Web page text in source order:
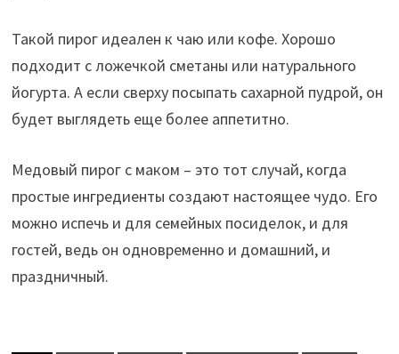
Такой пирог идеален к чаю или кофе. Хорошо
подходит с ложечкой сметаны или натурального
йогурта. А если сверху посыпать сахарной пудрой, он
будет выглядеть еще более аппетитно.
Медовый пирог с маком – это тот случай, когда
простые ингредиенты создают настоящее чудо. Его
можно испечь и для семейных посиделок, и для
гостей, ведь он одновременно и домашний, и
праздничный.